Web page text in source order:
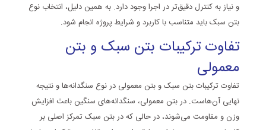
و نیاز به کنترل دقیق‌تر در اجرا وجود دارد. به همین دلیل، انتخاب نوع
بتن سبک باید متناسب با کاربرد و شرایط پروژه انجام شود.
تفاوت ترکیبات بتن سبک و بتن
معمولی
تفاوت ترکیبات بتن سبک و بتن معمولی در نوع سنگدانه‌ها و نتیجه
نهایی آن‌هاست. در بتن معمولی، سنگدانه‌های سنگین باعث افزایش
وزن و مقاومت می‌شوند، در حالی که در بتن سبک تمرکز اصلی بر